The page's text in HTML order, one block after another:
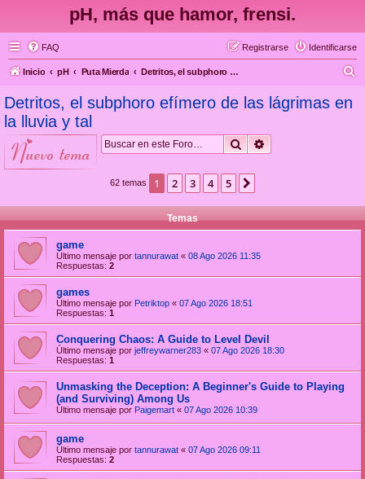
pH, más que hamor, frensi.
FAQ Identificarse
Registrarse
Inicio pH Puta Mierda Detritos, el subphoro efímero de las lágrimas en la lluvia y tal
Detritos, el subphoro efímero de las lágrimas en
la lluvia y tal
nuevo tema Buscar
62 temas 1 2 3 4 5
Temas
game
Último mensaje por tannurawat « 08 Ago 2026 11:35
Respuestas: 2
games
Último mensaje por Petriktop « 07 Ago 2026 18:51
Respuestas: 1
Conquering Chaos: A Guide to Level Devil
Último mensaje por jeffreywarner283 « 07 Ago 2026 18:30
Respuestas: 1
Unmasking the Deception: A Beginner's Guide to Playing
(and Surviving) Among Us
Último mensaje por Paigemart « 07 Ago 2026 10:39
game
Último mensaje por tannurawat « 07 Ago 2026 09:11
Respuestas: 2